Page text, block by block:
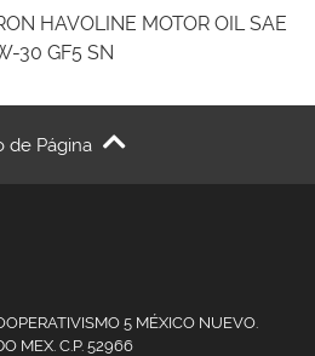
HAVOLINE MOTOR OIL SAE
30 GF5 SN
de Página
5 MÉXICO NUEVO.
MEX. C.P. 52966